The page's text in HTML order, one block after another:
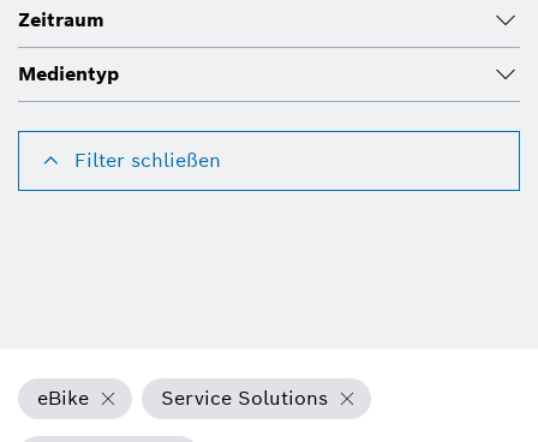
Zeitraum
Medientyp
Filter schließen
eBike Service Solutions